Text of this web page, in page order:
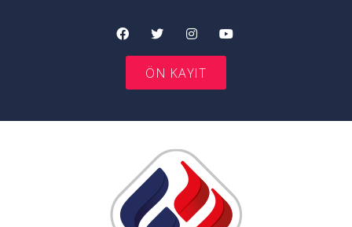
ÖN KAYIT